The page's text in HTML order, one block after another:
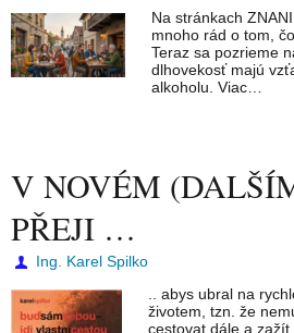
Na stránkach
mnoho rád o tom,
Teraz sa pozrieme
dlhovekosť majú
alkoholu. Viac…
V NOVÉM
PŘEJI …
Ing. Karel Spilko
.. abys ubral na
životem, tzn. že
cestovat dále a zažít